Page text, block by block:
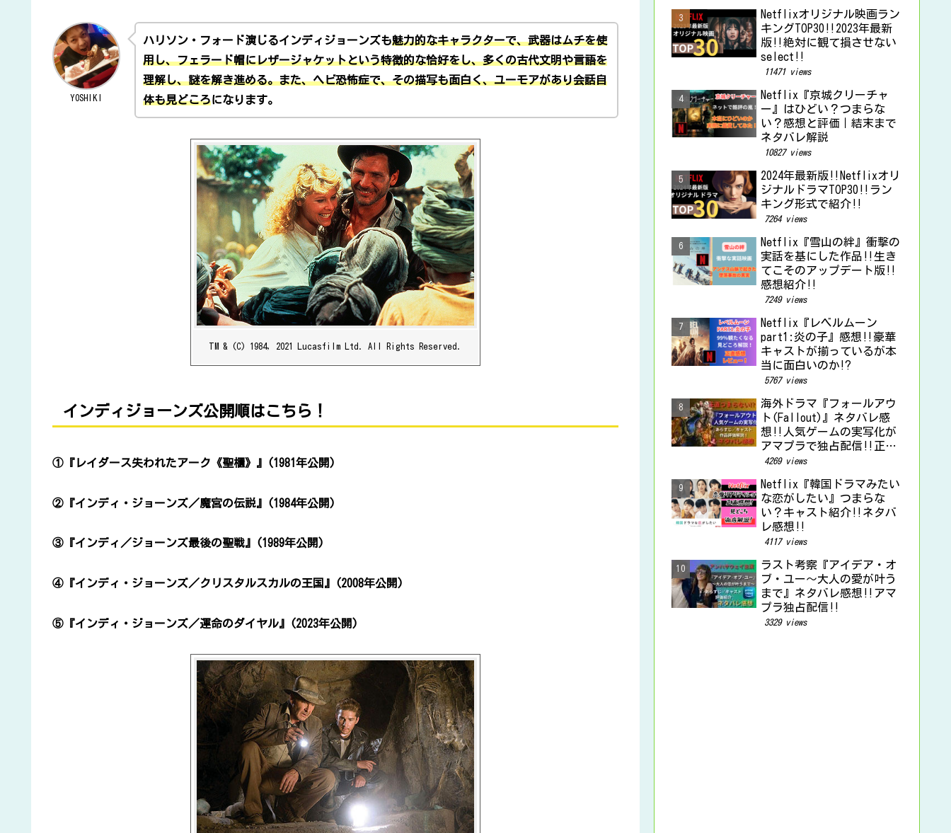
YOSHIKI
ハリソン・フォード演じるインディジョーンズも魅力的なキャラクターで、武器はムチを使
用し、フェラード帽にレザージャケットという特徴的な恰好をし、多くの古代文明や言語を
理解し、謎を解き進める。また、ヘビ恐怖症で、その描写も面白く、ユーモアがあり会話自
体も見どころになります。
TM & (C) 1984, 2021 Lucasfilm Ltd. All Rights Reserved.
インディジョーンズ公開順はこちら！
① 『レイダース失われたアーク《聖櫃》』(1981年公開)
② 『インディ・ジョーンズ／魔宮の伝説』(1984年公開)
③ 『インディ／ジョーンズ最後の聖戦』(1989年公開)
④ 『インディ・ジョーンズ／クリスタルスカルの王国』(2008年公開)
⑤ 『インディ・ジョーンズ／運命のダイヤル』(2023年公開)
Netflixオリジナル映画ラン
キングTOP30‼2023年最新
版‼絶対に観て損させない
select‼
11471 views
Netflix『京城クリーチャ
ー』はひどい？つまらな
い？感想と評価｜結末まで
ネタバレ解説
10827 views
2024年最新版‼Netflixオリ
ジナルドラマTOP30‼ラン
キング形式で紹介‼
7264 views
Netflix『雪山の絆』衝撃の
実話を基にした作品‼生き
てこそのアップデート版‼
感想紹介‼
7249 views
Netflix『レベルムーン
part1:炎の子』感想‼豪華
キャストが揃っているが本
当に面白いのか⁉
5767 views
海外ドラマ『フォールアウ
ト(Fallout)』ネタバレ感
想‼人気ゲームの実写化が
アマプラで独占配信‼正直
つまらない⁉
4269 views
Netflix『韓国ドラマみたい
な恋がしたい』つまらな
い？キャスト紹介‼ネタバ
レ感想‼
4117 views
ラスト考察『アイデア・オ
ブ・ユー～大人の愛が叶う
まで』ネタバレ感想‼アマ
プラ独占配信‼
3329 views